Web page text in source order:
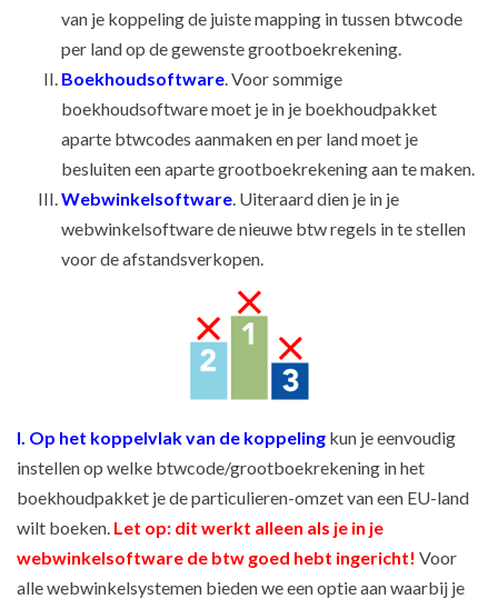
van je koppeling de juiste mapping in tussen btwcode
per land op de gewenste grootboekrekening.
Boekhoudsoftware. Voor sommige
boekhoudsoftware moet je in je boekhoudpakket
aparte btwcodes aanmaken en per land moet je
besluiten een aparte grootboekrekening aan te maken.
Webwinkelsoftware. Uiteraard dien je in je
webwinkelsoftware de nieuwe btw regels in te stellen
voor de afstandsverkopen.
I. Op het koppelvlak van de koppeling kun je eenvoudig
instellen op welke btwcode/grootboekrekening in het
boekhoudpakket je de particulieren-omzet van een EU-land
wilt boeken. Let op: dit werkt alleen als je in je
webwinkelsoftware de btw goed hebt ingericht! Voor
alle webwinkelsystemen bieden we een optie aan waarbij je